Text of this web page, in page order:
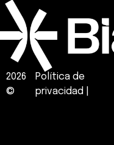
2026
©
Política de
privacidad